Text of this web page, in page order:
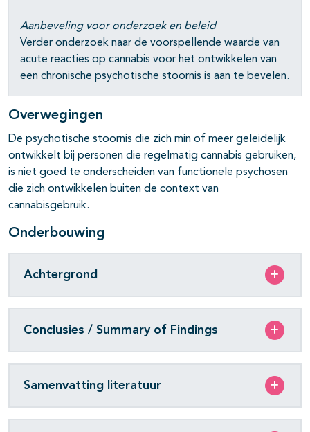
Aanbeveling voor onderzoek en beleid
Verder onderzoek naar de voorspellende waarde van
acute reacties op cannabis voor het ontwikkelen van
een chronische psychotische stoornis is aan te bevelen.
Overwegingen
De psychotische stoornis die zich min of meer geleidelijk
ontwikkelt bij personen die regelmatig cannabis gebruiken,
is niet goed te onderscheiden van functionele psychosen
die zich ontwikkelen buiten de context van
cannabisgebruik.
Onderbouwing
Achtergrond
Conclusies / Summary of Findings
Samenvatting literatuur